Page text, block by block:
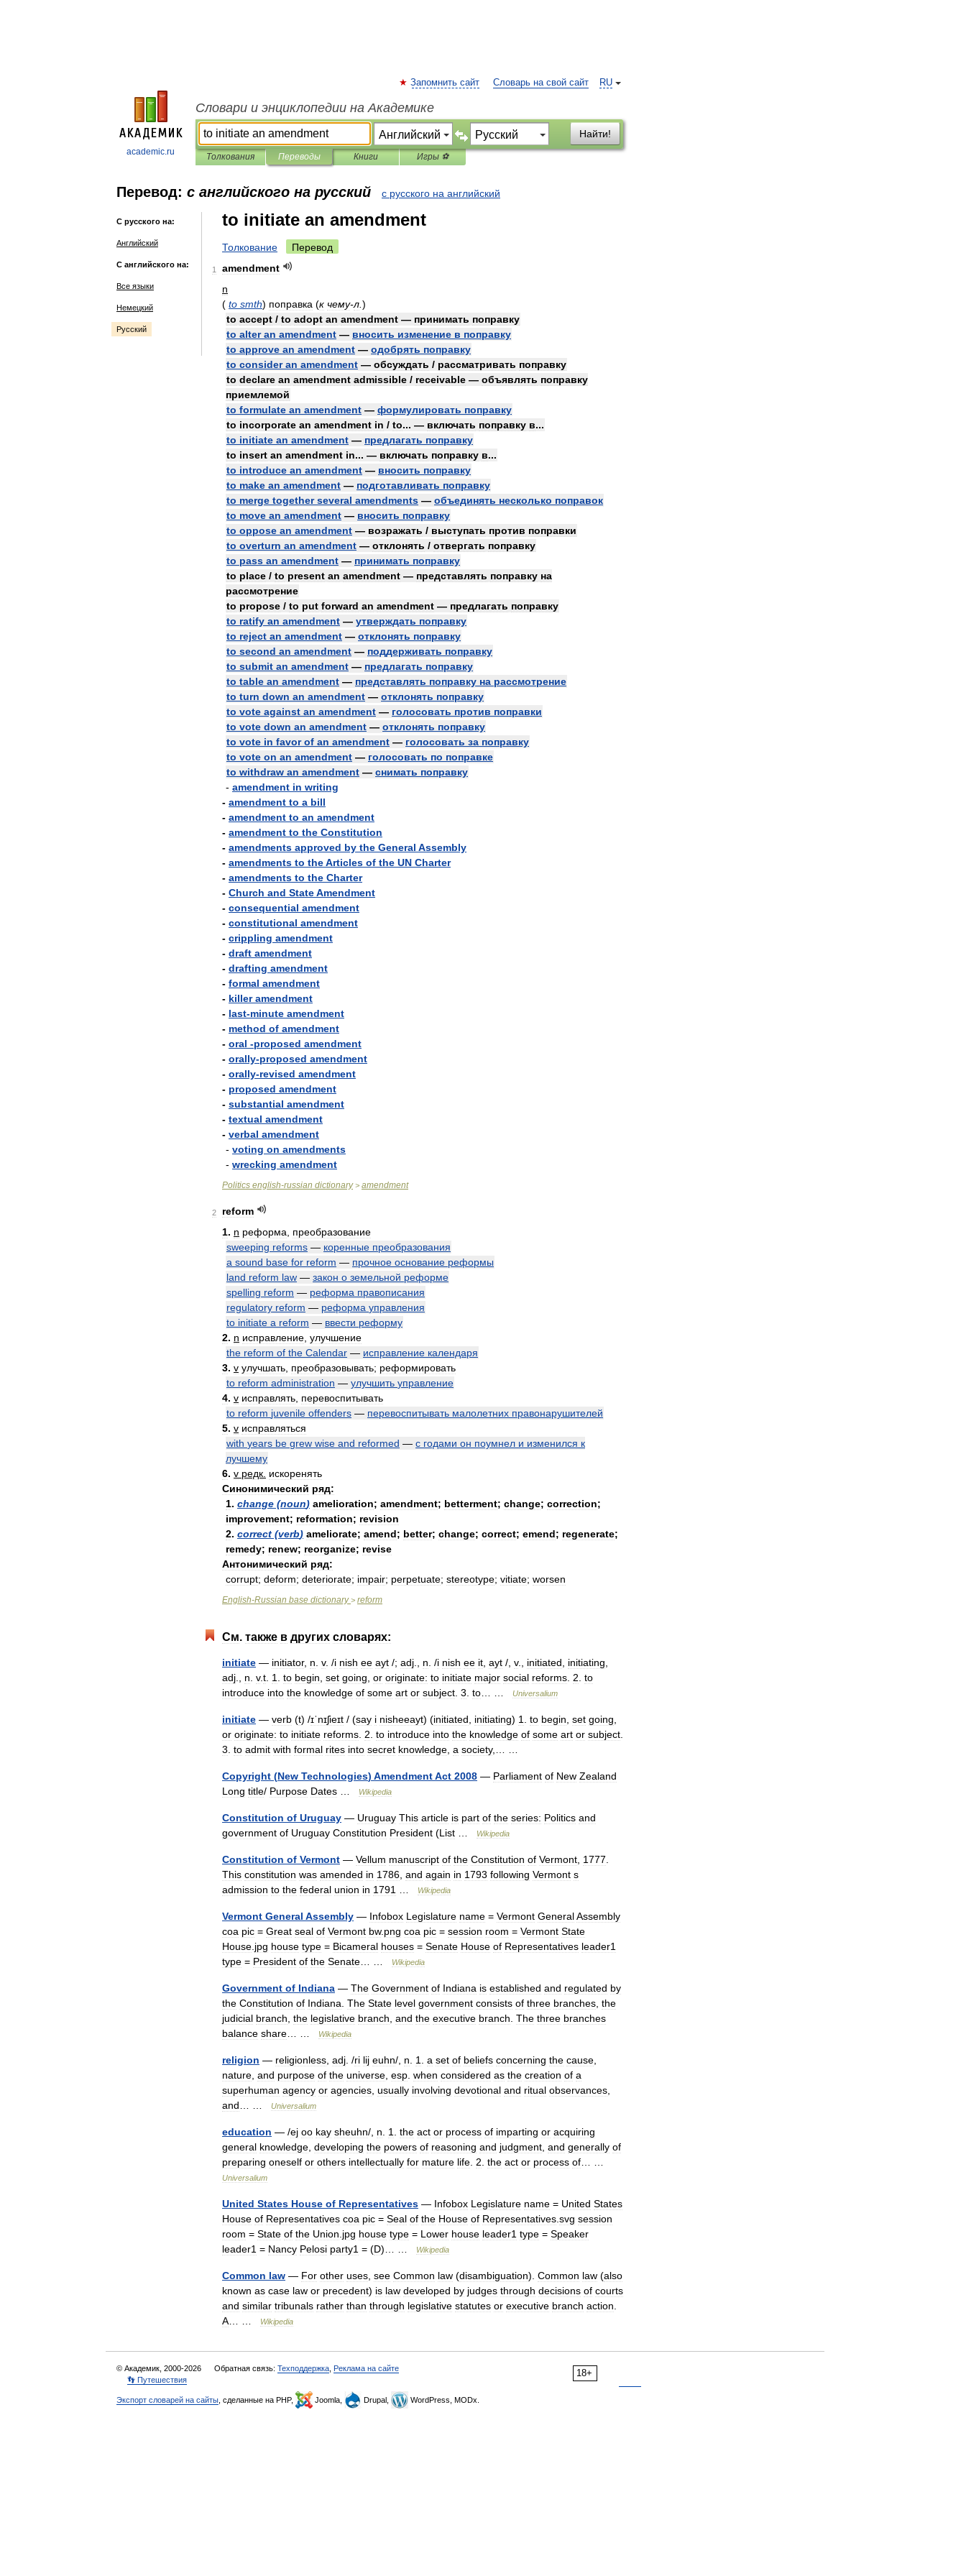
academic.ru
RU
Запомнить сайт Словарь на свой сайт
Словари и энциклопедии на Академике
Найти!
Толкования Переводы Книги Игры ⚽
Перевод: с английского на русский с русского на английский
С русского на:
Английский
С английского на:
Все языки
Немецкий
Русский
to initiate an amendment
Толкование Перевод
1
amendment
n
( to smth) поправка (к чему-л )
to accept / to adopt an amendment — принимать поправку
to alter an amendment — вносить изменение в поправку
to approve an amendment — одобрять поправку
to consider an amendment — обсуждать / рассматривать поправку
to declare an amendment admissible / receivable — объявлять поправку
приемлемой
to formulate an amendment — формулировать поправку
to incorporate an amendment in / to... — включать поправку в...
to initiate an amendment — предлагать поправку
to insert an amendment in... — включать поправку в...
to introduce an amendment — вносить поправку
to make an amendment — подготавливать поправку
to merge together several amendments — объединять несколько поправок
to move an amendment — вносить поправку
to oppose an amendment — возражать / выступать против поправки
to overturn an amendment — отклонять / отвергать поправку
to pass an amendment — принимать поправку
to place / to present an amendment — представлять поправку на
рассмотрение
to propose / to put forward an amendment — предлагать поправку
to ratify an amendment — утверждать поправку
to reject an amendment — отклонять поправку
to second an amendment — поддерживать поправку
to submit an amendment — предлагать поправку
to table an amendment — представлять поправку на рассмотрение
to turn down an amendment — отклонять поправку
to vote against an amendment — голосовать против поправки
to vote down an amendment — отклонять поправку
to vote in favor of an amendment — голосовать за поправку
to vote on an amendment — голосовать по поправке
to withdraw an amendment — снимать поправку
- amendment in writing
- amendment to a bill
- amendment to an amendment
- amendment to the Constitution
- amendments approved by the General Assembly
- amendments to theArticles of the UN Charter
- amendments to the Charter
- Church and StateAmendment
- consequential amendment
- constitutional amendment
- crippling amendment
- draft amendment
- drafting amendment
- formal amendment
- killer amendment
- last-minute amendment
- method of amendment
- oral -proposed amendment
- orally-proposed amendment
- orally-revised amendment
- proposed amendment
- substantial amendment
- textual amendment
- verbal amendment
- voting on amendments
- wrecking amendment
Politics english-russian dictionary> amendment
2
reform
1. n реформа
преобразование
sweeping reforms — коренные преобразования
a sound base for reform — прочное основание реформы
land reform law — закон о земельной реформе
spelling reform — реформа правописания
regulatory reform — реформа управления
to initiate a reform — ввести реформу
2. n исправление улучшение
the reform of the Calendar — исправление календаря
3. v улучшать преобразовывать; реформировать
to reform administration — улучшить управление
4. v исправлять перевоспитывать
to reform juvenile offenders — перевоспитывать малолетних правонарушителей
5. v исправляться
with years be grew wise and reformed — с годами он поумнел и изменился к
лучшему
6. v редк искоренять
Синонимический ряд:
1. change (noun) amelioration; amendment; betterment; change; correction;
improvement; reformation; revision
2. correct (verb) ameliorate; amend; better; change; correct; emend; regenerate;
remedy; renew; reorganize; revise
Антонимический ряд:
corrupt; deform; deteriorate; impair; perpetuate; stereotype; vitiate; worsen
English-Russian base dictionary > reform
См. также в других словарях:
initiate — initiator, n v. /i nish ee ayt /; adj n . /i nish ee it ayt /, v., initiated initiating
adj
n v.t 1 to begin set going or originate: to initiate major social reforms 2 to
introduce into the knowledge of some art or subject 3 to Universalium
initiate — verb (t) /ɪˈnɪʃieɪt / (say i nisheeayt) (initiated initiating) 1 to begin set going
or originate: to initiate reforms 2 to introduce into the knowledge of some art or subject
3 to admit with formal rites into secret knowledge a society,… …
Copyright (New Technologies) AmendmentAct 2008 — Parliament of New Zealand
Long title/ Purpose Dates Wikipedia
Constitution of Uruguay — Uruguay This article is part of the series: Politics and
government of Uruguay Constitution President (List Wikipedia
Constitution of Vermont — Vellum manuscript of the Constitution of Vermont 1777
This constitution was amended in 1786 and again in 1793 following Vermont s
admission to the federal union in 1791 Wikipedia
Vermont General Assembly — Infobox Legislature name = Vermont GeneralAssembly
coa pic = Great seal of Vermont bw. png coa pic = session room = Vermont State
House jpg house type = Bicameral houses = Senate House of Representatives leader1
type = President of the Senate Wikipedia
Government of Indiana — The Government of Indiana is established and regulated by
the Constitution of Indiana The State level government consists of three branches the
judicial branch the legislative branch and the executive branch The three branches
balance share Wikipedia
religion — religionless adj . /ri lij euhn/, n 1 a set of beliefs concerning the cause
nature and purpose of the universe esp when considered as the creation of a
superhuman agency or agencies usually involving devotional and ritual observances
and
Universalium
education — /ej oo kay sheuhn/, n 1 the act or process of imparting or acquiring
general knowledge developing the powers of reasoning and judgment and generally of
preparing oneself or others intellectually for mature life 2 the act or process of
Universalium
United States House of Representatives — Infobox Legislature name = United States
House of Representatives coa pic = Seal of the House of Representatives svg session
room = State of the Union jpg house type = Lower house leader1 type = Speaker
leader1 = Nancy Pelosi party1 = (D)… … Wikipedia
Common law — For other uses see Common law (disambiguation). Common law (also
known as case law or precedent) is law developed by judges through decisions of courts
and similar tribunals rather than through legislative statutes or executive branch action
A
Wikipedia
18+
© Академик, 2000-2026 Обратная связь: Техподдержка Реклама на сайте
👣 Путешествия
Экспорт словарей на сайты , сделанные на PHP, Joomla, Drupal, WordPress, MODx.